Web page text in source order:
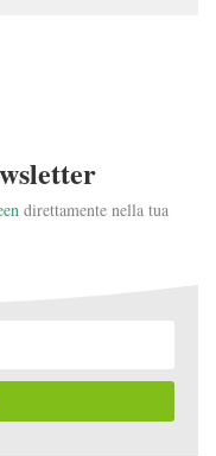
direttamente nella tua